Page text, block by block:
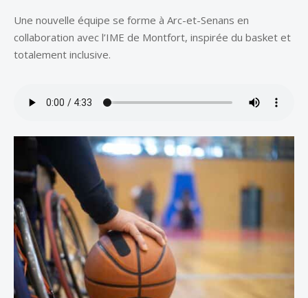
Une nouvelle équipe se forme à Arc-et-Senans en
collaboration avec l’IME de Montfort, inspirée du basket et
totalement inclusive.